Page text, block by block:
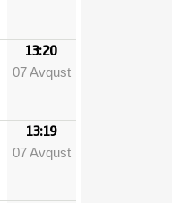
13:20
07 Avqust
13:19
07 Avqust